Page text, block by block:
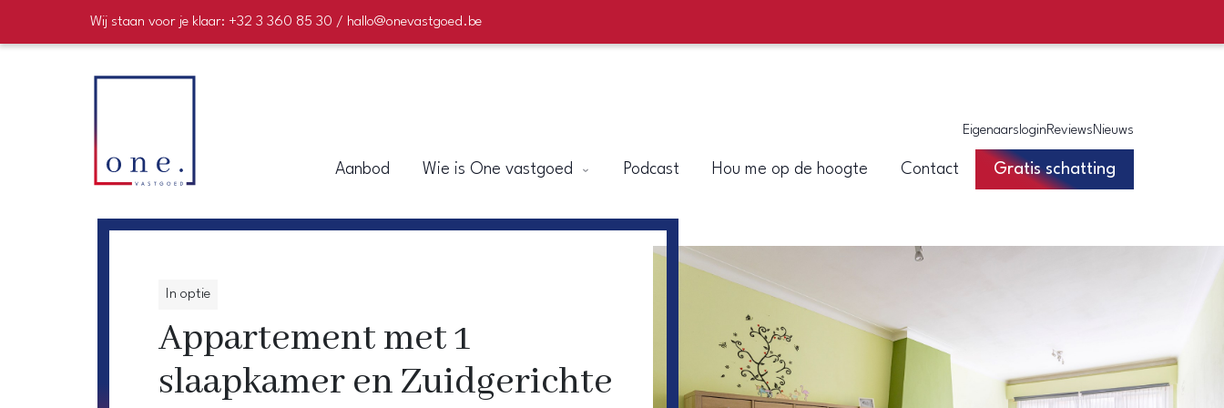
Wij staan voor je klaar: +32 3 360 85 30 / hallo@onevastgoed.be
Aanbod Wie is One vastgoed Podcast Hou me op de hoogte Contact Gratis schatting
Eigenaarslogin Reviews Nieuws
In optie
Appartement met 1
slaapkamer en Zuidgerichte